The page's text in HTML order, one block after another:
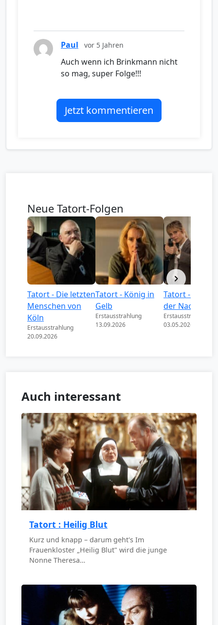
Paul vor 5 Jahren
Auch wenn ich Brinkmann nicht
so mag, super Folge!!!
Jetzt kommentieren
Neue Tatort-Folgen
Tatort - Die letzten
Menschen von
Köln
Erstausstrahlung
20.09.2026
Tatort - König in
Gelb
Erstausstrahlung
13.09.2026
Tatort - Könige
der Nacht
Erstausstrahlung
03.05.2026
Auch interessant
Tatort : Heilig Blut
Kurz und knapp – darum geht's Im
Frauenkloster „Heilig Blut" wird die junge
Nonne Theresa…